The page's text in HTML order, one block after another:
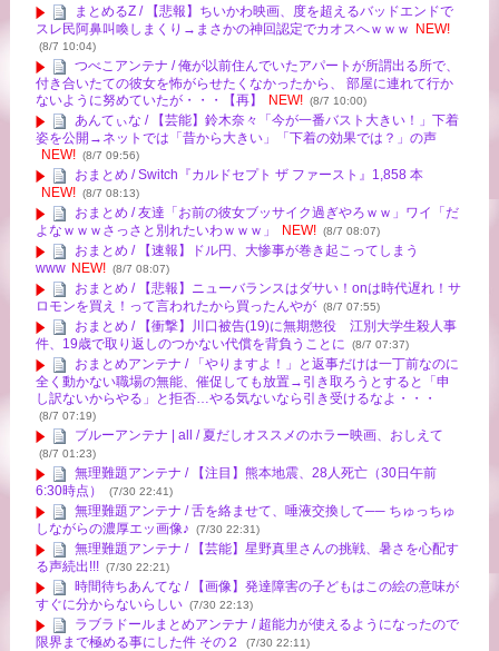
まとめるZ / 【悲報】ちいかわ映画、度を超えるバッドエンドで
スレ民阿鼻叫喚しまくり→まさかの神回認定でカオスへｗｗｗ NEW!
(8/7 10:04)
つべこアンテナ / 俺が以前住んでいたアパートが所謂出る所で、
付き合いたての彼女を怖がらせたくなかったから、 部屋に連れて行か
ないように努めていたが・・・【再】
NEW! (8/7 10:00)
あんてぃな / 【芸能】鈴木奈々「今が一番バスト大きい！」下着
姿を公開→ネットでは「昔から大きい」「下着の効果では？」の声
NEW! (8/7 09:56)
おまとめ / Switch『カルドセプト ザ ファースト』1,858 本
NEW! (8/7 08:13)
おまとめ / 友達「お前の彼女ブッサイク過ぎやろｗｗ」ワイ「だ
よなｗｗｗさっさと別れたいわｗｗｗ」
NEW! (8/7 08:07)
おまとめ / 【速報】ドル円、大惨事が巻き起こってしまう
www NEW! (8/7 08:07)
おまとめ / 【悲報】ニューバランスはダサい！onは時代遅れ！サ
ロモンを買え！って言われたから買ったんやが (8/7 07:55)
おまとめ / 【衝撃】川口被告(19)に無期懲役 江別大学生殺人事
件、19歳で取り返しのつかない代償を背負うことに
(8/7 07:37)
おまとめアンテナ / 「やりますよ！」と返事だけは一丁前なのに
全く動かない職場の無能、催促しても放置→引き取ろうとすると「申
し訳ないからやる」と拒否…やる気ないなら引き受けるなよ・・・
(8/7 07:19)
ブルーアンテナ | all / 夏だしオススメのホラー映画、おしえて
(8/7 01:23)
無理難題アンテナ / 【注目】熊本地震、28人死亡（30日午前
6:30時点）
(7/30 22:41)
無理難題アンテナ / 舌を絡ませて、唾液交換して── ちゅっちゅ
しながらの濃厚エッ画像♪
(7/30 22:31)
無理難題アンテナ / 【芸能】星野真里さんの挑戦、暑さを心配す
る声続出!!! (7/30 22:21)
時間待ちあんてな / 【画像】発達障害の子どもはこの絵の意味が
すぐに分からないらしい (7/30 22:13)
ラブラドールまとめアンテナ / 超能力が使えるようになったので
限界まで極める事にした件 その２
(7/30 22:11)